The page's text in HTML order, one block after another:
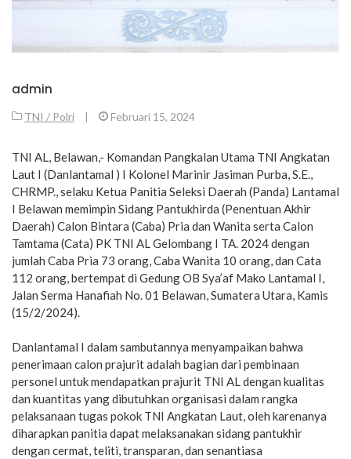
admin
TNI / Polri | Februari 15, 2024
TNI AL, Belawan,- Komandan Pangkalan Utama TNI Angkatan
Laut I (Danlantamal ) I Kolonel Marinir Jasiman Purba, S.E.,
CHRMP., selaku Ketua Panitia Seleksi Daerah (Panda) Lantamal
I Belawan memimpin Sidang Pantukhirda (Penentuan Akhir
Daerah) Calon Bintara (Caba) Pria dan Wanita serta Calon
Tamtama (Cata) PK TNI AL Gelombang I TA. 2024 dengan
jumlah Caba Pria 73 orang, Caba Wanita 10 orang, dan Cata
112 orang, bertempat di Gedung OB Sya’af Mako Lantamal I,
Jalan Serma Hanafiah No. 01 Belawan, Sumatera Utara, Kamis
(15/2/2024).
Danlantamal I dalam sambutannya menyampaikan bahwa
penerimaan calon prajurit adalah bagian dari pembinaan
personel untuk mendapatkan prajurit TNI AL dengan kualitas
dan kuantitas yang dibutuhkan organisasi dalam rangka
pelaksanaan tugas pokok TNI Angkatan Laut, oleh karenanya
diharapkan panitia dapat melaksanakan sidang pantukhir
dengan cermat, teliti, transparan, dan senantiasa